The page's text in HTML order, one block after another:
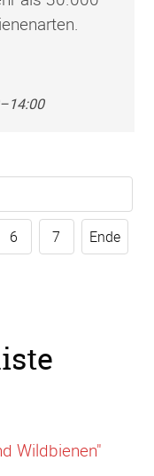
6 7 Ende
Wildbienen"